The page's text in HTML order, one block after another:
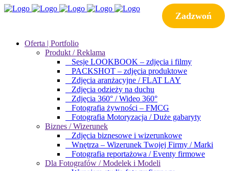
Zadzwoń
Oferta | Portfolio
Produkt / Reklama
Sesje LOOKBOOK – zdjęcia i filmy
PACKSHOT – zdjęcia produktowe
Zdjęcia aranżacyjne / FLAT LAY
Zdjęcia odzieży na duchu
Zdjęcia 360° / Wideo 360°
Fotografia żywności – FMCG
Fotografia Motoryzacja / Duże gabaryty
Biznes / Wizerunek
Zdjęcia biznesowe i wizerunkowe
Wnętrza – Wizerunek Twojej Firmy / Marki
Fotografia reportażowa / Eventy firmowe
Dla Fotografów / Modelek i Modeli